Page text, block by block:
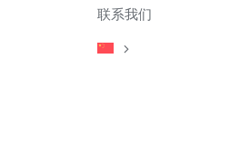
联系我们